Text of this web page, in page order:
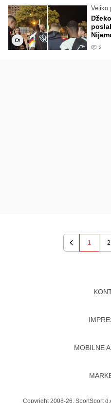
Veliko
2
Previous
1 2
MOBILNE
Copyright 2008-26. SportSport